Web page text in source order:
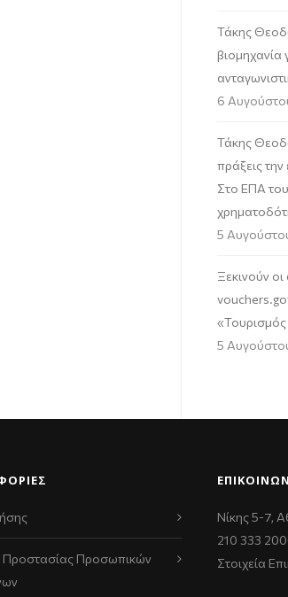
Τάκης
βιομηχανία
6
Τάκης
πράξεις την
Στο ΕΠΑ
5
Ξεκινούν οι
5
Προστασίας Προσωπικών
Νίκης 5-7,
210 333
Στοιχεία